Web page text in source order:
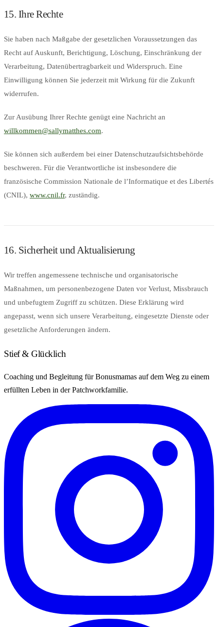
15. Ihre Rechte
Sie haben nach Maßgabe der gesetzlichen Voraussetzungen das
Recht auf Auskunft, Berichtigung, Löschung, Einschränkung der
Verarbeitung, Datenübertragbarkeit und Widerspruch. Eine
Einwilligung können Sie jederzeit mit Wirkung für die Zukunft
widerrufen.
Zur Ausübung Ihrer Rechte genügt eine Nachricht an
willkommen@sallymatthes.com.
Sie können sich außerdem bei einer Datenschutzaufsichtsbehörde
beschweren. Für die Verantwortliche ist insbesondere die
französische Commission Nationale de l’Informatique et des Libertés
(CNIL), www.cnil.fr, zuständig.
16. Sicherheit und Aktualisierung
Wir treffen angemessene technische und organisatorische
Maßnahmen, um personenbezogene Daten vor Verlust, Missbrauch
und unbefugtem Zugriff zu schützen. Diese Erklärung wird
angepasst, wenn sich unsere Verarbeitung, eingesetzte Dienste oder
gesetzliche Anforderungen ändern.
Stief & Glücklich
Coaching und Begleitung für Bonusmamas auf dem Weg zu einem
erfüllten Leben in der Patchworkfamilie.